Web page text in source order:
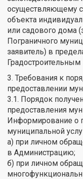
осуществляющему
объекта
или садового дома
Пограничного
заявитель) в
3. Требования к
предоставлении
3.1. Порядок
предоставления
Информирование о
муниципальной
а) при личном
в Администрацию;
б) при личном